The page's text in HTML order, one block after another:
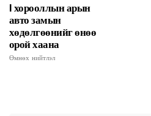
I хорооллын арын
авто замын
хөдөлгөөнийг өнөө
орой хаана
Өмнөх нийтлэл